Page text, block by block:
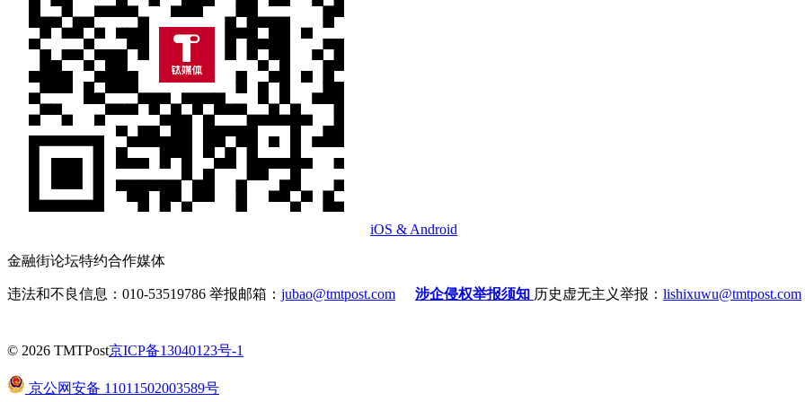
iOS & Android
金融街论坛特约合作媒体
违法和不良信息：010-53519786 举报邮箱： jubao@tmtpost.com 涉企侵权举报须知 历史虚无主义举报： lishixuwu@tmtpost.com
© 2026 TMTPost京ICP备13040123号-1
京公网安备 11011502003589号